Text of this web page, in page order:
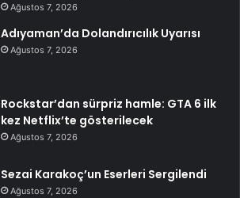
Ağustos 7, 2026
Adıyaman’da Dolandırıcılık Uyarısı
Ağustos 7, 2026
Rockstar’dan sürpriz hamle: GTA 6 ilk
kez Netflix’te gösterilecek
Ağustos 7, 2026
Sezai Karakoç’un Eserleri Sergilendi
Ağustos 7, 2026